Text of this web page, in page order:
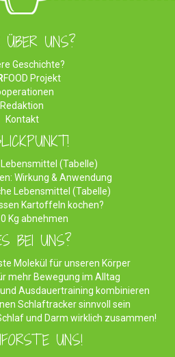
ÜBER UNS?
Geschichte?
FOOD Projekt
Redaktion
Kontakt
(Tabelle)
Wirkung & Anwendung
Lebensmittel (Tabelle)
Kartoffeln kochen?
Kg abnehmen
BEI UNS?
Molekül für unseren Körper
mehr Bewegung im Alltag
Ausdauertraining kombinieren
Schlaftracker sinnvoll sein
und Darm wirklich zusammen!
UNS!